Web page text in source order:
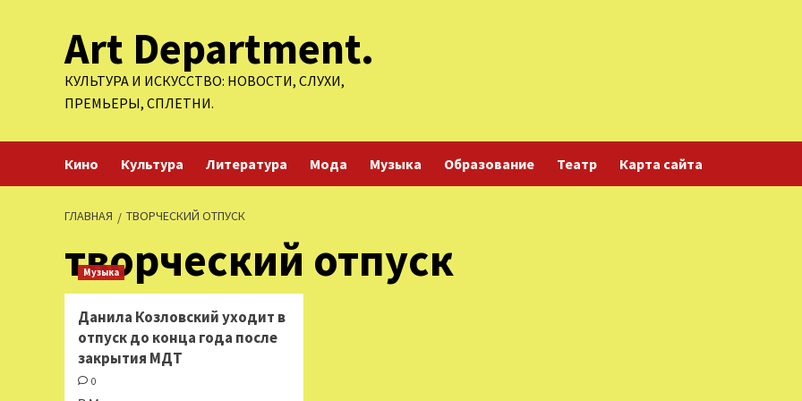
содержимомуArt Department.
КУЛЬТУРА И ИСКУССТВО: НОВОСТИ, СЛУХИ,
ПРЕМЬЕРЫ, СПЛЕТНИ.
Кино Культура Литература Мода Музыка Образование Театр Карта сайта
ГЛАВНАЯ ТВОРЧЕСКИЙ ОТПУСК
творческий отпуск
Музыка
Данила Козловский уходит в
отпуск до конца года после
закрытия МДТ
0